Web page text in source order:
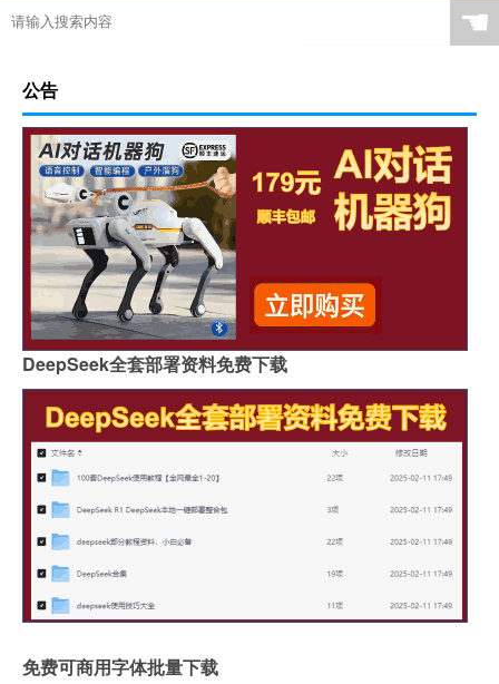
☚
公告
DeepSeek全套部署资料免费下载
免费可商用字体批量下载